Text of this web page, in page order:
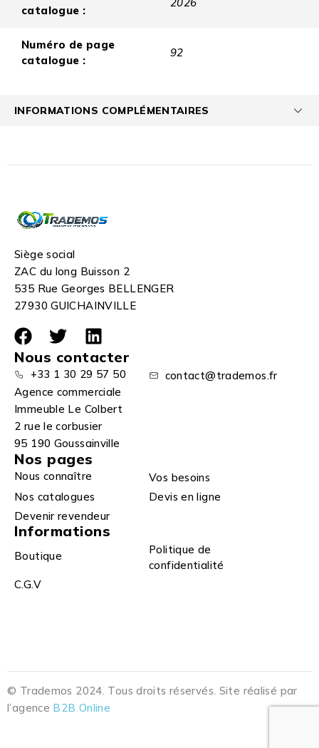
catalogue :
Numéro de page
catalogue :
92
INFORMATIONS COMPLÉMENTAIRES
Siège social
ZAC du long Buisson 2
535 Rue Georges BELLENGER
27930 GUICHAINVILLE
Nous contacter
+33 1 30 29 57 50
contact@trademos.fr
Agence commerciale
Immeuble Le Colbert
2 rue le corbusier
95 190 Goussainville
Nos pages
Nous connaître
Vos besoins
Nos catalogues
Devis en ligne
Devenir revendeur
Informations
Boutique
Politique de
confidentialité
C.G.V
© Trademos 2024. Tous droits réservés. Site réalisé par
l’agence B2B Online